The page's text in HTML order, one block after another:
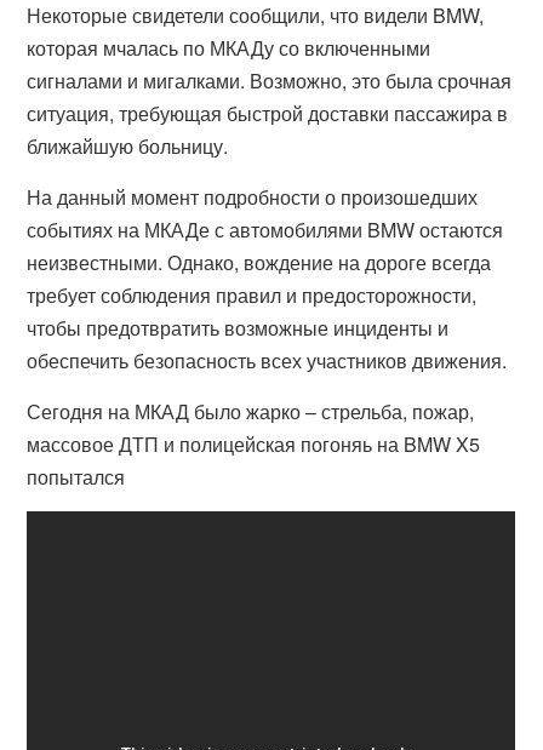
Некоторые свидетели сообщили, что видели BMW,
которая мчалась по МКАДу со включенными
сигналами и мигалками. Возможно, это была срочная
ситуация, требующая быстрой доставки пассажира в
ближайшую больницу.
На данный момент подробности о произошедших
событиях на МКАДе с автомобилями BMW остаются
неизвестными. Однако, вождение на дороге всегда
требует соблюдения правил и предосторожности,
чтобы предотвратить возможные инциденты и
обеспечить безопасность всех участников движения.
Сегодня на МКАД было жарко – стрельба, пожар,
массовое ДТП и полицейская погоняь на BMW X5
попытался